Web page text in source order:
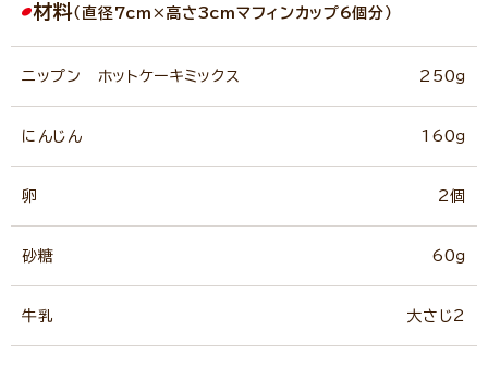
材料（直径7cm×高さ3cmマフィンカップ6個分）
ニップン ホットケーキミックス 250ｇ
にんじん 160ｇ
卵 2個
砂糖 60ｇ
牛乳 大さじ2